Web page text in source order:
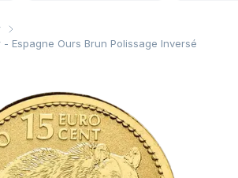
- Espagne Ours Brun Polissage Inversé